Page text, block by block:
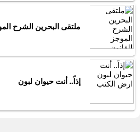
ملتقى البحرين الشرح
إذاً.. أنت حيوان لبون